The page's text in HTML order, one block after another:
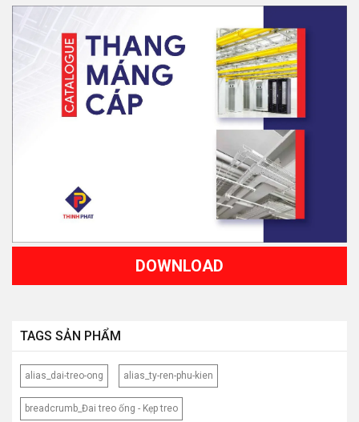
DOWNLOAD
TAGS SẢN PHẨM
alias_dai-treo-ong alias_ty-ren-phu-kien
breadcrumb_Đai treo ống - Kẹp treo